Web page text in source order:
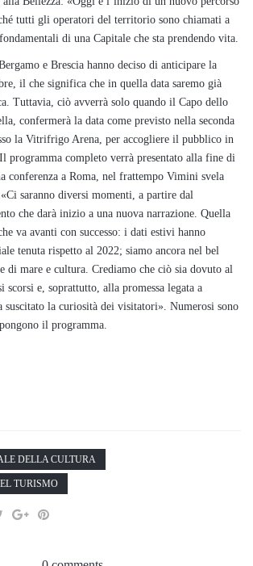
tutti gli operatori del territorio sono chiamati a
di una Capitale che sta prendendo vita.
e Brescia hanno deciso di anticipare la
il che significa che in quella data saremo già
Tuttavia, ciò avverrà solo quando il Capo dello
confermerà la data come previsto nella seconda
la Vitrifrigo Arena, per accogliere il pubblico in
programma completo verrà presentato alla fine di
conferenza a Roma, nel frattempo Vimini svela
saranno diversi momenti, a partire dal
che darà inizio a una nuova narrazione. Quella
va avanti con successo: i dati estivi hanno
tenuta rispetto al 2022; siamo ancora nel bel
di mare e cultura. Crediamo che ciò sia dovuto al
scorsi e, soprattutto, alla promessa legata a
suscitato la curiosità dei visitatori». Numerosi sono
il programma.
DELLA CULTURA
TURISMO